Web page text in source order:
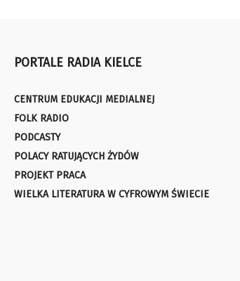
PORTALE RADIA KIELCE
CENTRUM EDUKACJI MEDIALNEJ
FOLK RADIO
PODCASTY
POLACY RATUJĄCYCH ŻYDÓW
PROJEKT PRACA
WIELKA LITERATURA W CYFROWYM ŚWIECIE